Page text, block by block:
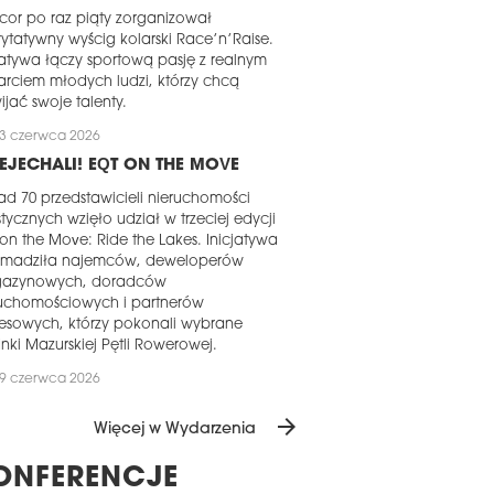
po raz piąty zorganizował
wyścig kolarski Race’n’Raise.
łączy sportową pasję z realnym
młodych ludzi, którzy chcą
swoje talenty.
czerwca 2026
EQT ON THE MOVE
70 przedstawicieli nieruchomości
wzięło udział w trzeciej edycji
on the Move: Ride the Lakes. Inicjatywa
najemców, deweloperów
doradców
i partnerów
którzy pokonali wybrane
Mazurskiej Pętli Rowerowej.
czerwca 2026
siły w szczytnym celu i po raz
zagra na rzecz fundacji Dom
Więcej w Wydarzenia arrow_forward